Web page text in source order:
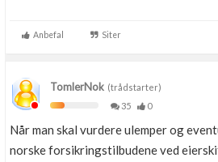
Anbefal Siter
TomlerNok (trådstarter)
35
0
Når man skal vurdere ulemper og
norske forsikringstilbudene ved